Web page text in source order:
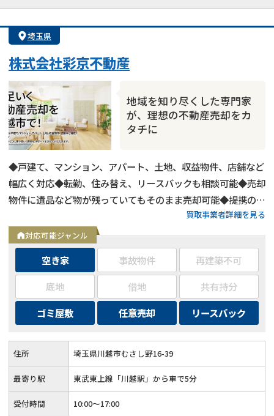
業者案件歓迎
埼玉県
株式会社彩京不動産
地域を知り尽くした専門家
が、理想の不動産売却をカ
タチに
◆戸建て、マンション、アパート、土地、収益物件、店舗など
幅広く対応◆転勤、住み替え、リースバックも相談可能◆売却
物件に遺品など物が残っていてもそのまま売却可能◆提携の税
理士、司法書士がいるため、相続、離婚なども相談可能◆埼玉
県および東京都は高価買取
買取事業者詳細を見る
対応可能ジャンル
空き家 事故物件
再建築不可
底地
借地
共有持分
ゴミ屋敷
任意売却 リースバック
住所 埼玉県川越市むさし野16-39
最寄り駅 東武東上線「川越駅」から車で5分
受付時間 10:00〜17:00